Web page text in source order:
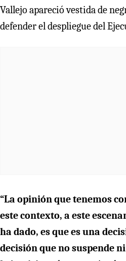
Vallejo apareció vestida de
defender el despliegue del
“La opinión que tenemos
este contexto, a este
ha dado, es que es una
decisión que no suspende